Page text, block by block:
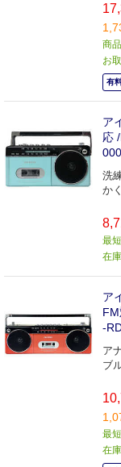
商
お
有
ア
応
洗
か
最
在
ア
-
ア
ブ
最
在